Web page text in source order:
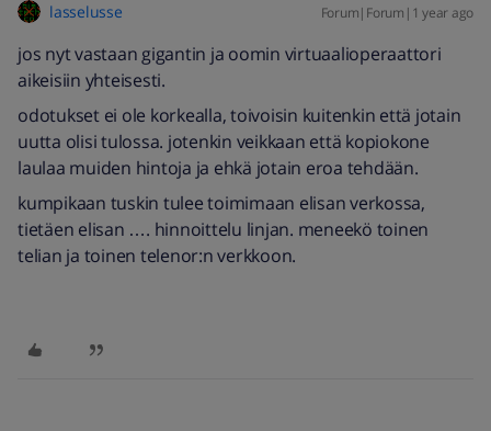
lasselusse Forum|Forum|1 year ago
jos nyt vastaan gigantin ja oomin virtuaalioperaattori
aikeisiin yhteisesti.
odotukset ei ole korkealla, toivoisin kuitenkin että jotain
uutta olisi tulossa. jotenkin veikkaan että kopiokone
laulaa muiden hintoja ja ehkä jotain eroa tehdään.
kumpikaan tuskin tulee toimimaan elisan verkossa,
tietäen elisan …. hinnoittelu linjan. meneekö toinen
telian ja toinen telenor:n verkkoon.